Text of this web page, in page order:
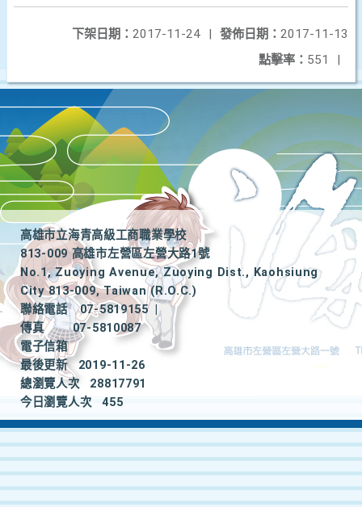
發佈日期： 2017-11-13
下架日期： 2017-11-24
|
點擊率： 551 |
高雄市立海青高級工商職業學校
813-009 高雄市左營區左營大路1號
No.1, Zuoying Avenue, Zuoying Dist., Kaohsiung
City 813-009, Taiwan (R.O.C.)
聯絡電話
07-5819155
|
傳真
07-5810087
電子信箱
最後更新
2019-11-26
總瀏覽人次
28817791
今日瀏覽人次
455